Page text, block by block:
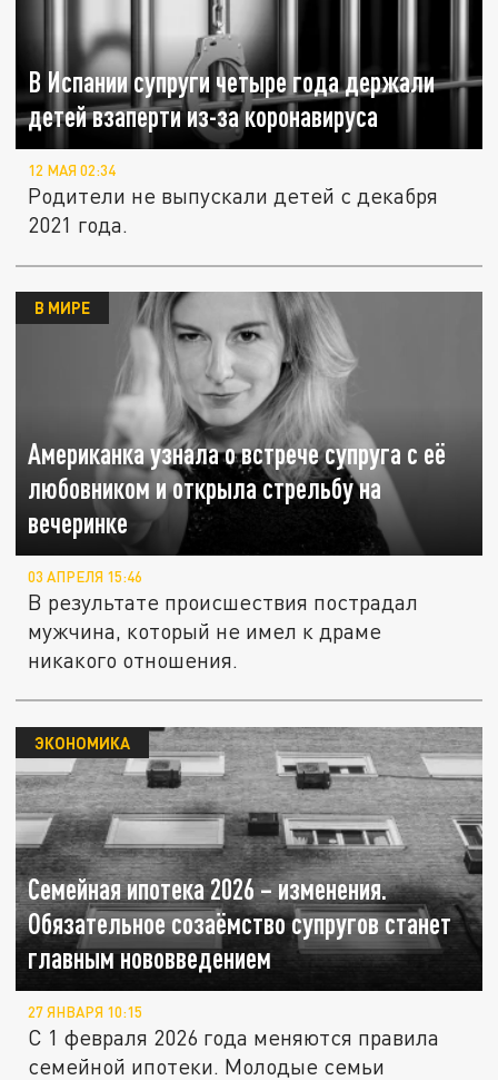
В Испании супруги четыре года держали
детей взаперти из-за коронавируса
12 МАЯ 02:34
Родители не выпускали детей с декабря
2021 года.
Американка узнала о встрече супруга с её
любовником и открыла стрельбу на
вечеринке
В МИРЕ
03 АПРЕЛЯ 15:46
В результате происшествия пострадал
мужчина, который не имел к драме
никакого отношения.
Семейная ипотека 2026 – изменения.
Обязательное созаёмство супругов станет
главным нововведением
ЭКОНОМИКА
27 ЯНВАРЯ 10:15
С 1 февраля 2026 года меняются правила
семейной ипотеки. Молодые семьи